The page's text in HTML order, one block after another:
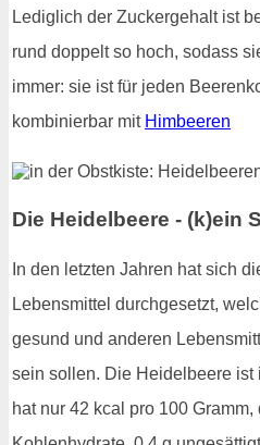
Lediglich der Zuckergehalt ist
rund doppelt so hoch, sodass
immer: sie ist für jeden
kombinierbar mit Himbeeren
Die Heidelbeere - (k)ein
In den letzten Jahren hat sich
Lebensmittel durchgesetzt,
gesund und anderen
sein sollen. Die Heidelbeere ist
hat nur 42 kcal pro 100